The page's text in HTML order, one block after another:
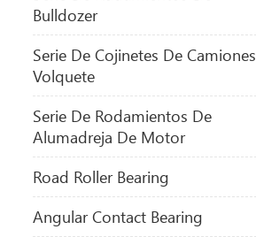
Bulldozer
Serie De Cojinetes De Camiones
Volquete
Serie De Rodamientos De
Alumadreja De Motor
​Road Roller Bearing
Angular Contact Bearing